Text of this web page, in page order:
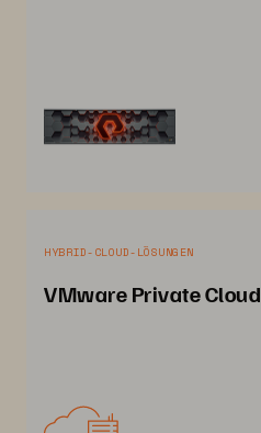
HYBRID-CLOUD-LÖSUNGEN
VMware Private Cloud